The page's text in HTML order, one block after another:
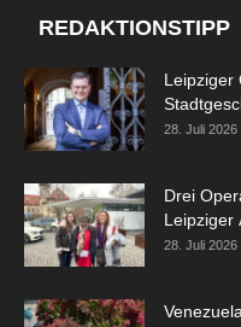
REDAKTIONSTIPP
Leipziger
28. Juli 2026
Drei
Leipziger
28. Juli 2026